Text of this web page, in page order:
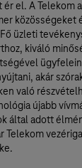
el. A Telekom
közösségeket
üzleti
kiváló
akár
való
újabb
által adott
Telekom